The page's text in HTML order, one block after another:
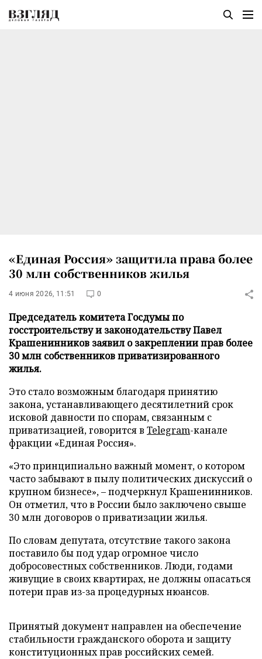
«Единая Россия» защитила права более
30 млн собственников жилья
4 июня 2026, 11:51 0
Председатель комитета Госдумы по
госстроительству и законодательству Павел
Крашенинников заявил о закреплении прав более
30 млн собственников приватизированного
жилья.
Это стало возможным благодаря принятию
закона, устанавливающего десятилетний срок
исковой давности по спорам, связанным с
приватизацией, говорится в Telegram-канале
фракции «Единая Россия».
«Это принципиально важный момент, о котором
часто забывают в пылу политических дискуссий о
крупном бизнесе», – подчеркнул Крашенинников.
Он отметил, что в России было заключено свыше
30 млн договоров о приватизации жилья.
По словам депутата, отсутствие такого закона
поставило бы под удар огромное число
добросовестных собственников. Люди, годами
живущие в своих квартирах, не должны опасаться
потери прав из-за процедурных нюансов.
Принятый документ направлен на обеспечение
стабильности гражданского оборота и защиту
конституционных прав российских семей.